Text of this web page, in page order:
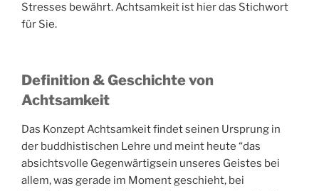
Stresses bewährt. Achtsamkeit ist hier das Stichwort
für Sie.
Definition & Geschichtevon
Achtsamkeit
Das Konzept Achtsamkeit findet seinen Ursprung in
der buddhistischen Lehre und meint heute “das
absichtsvolle Gegenwärtigsein unseres Geistes bei
allem, was gerade im Moment geschieht, bei